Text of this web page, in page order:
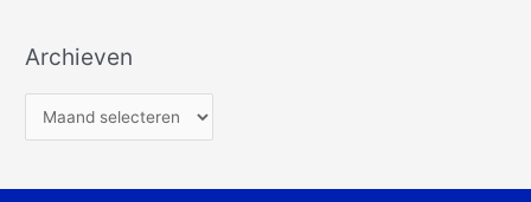
Archieven